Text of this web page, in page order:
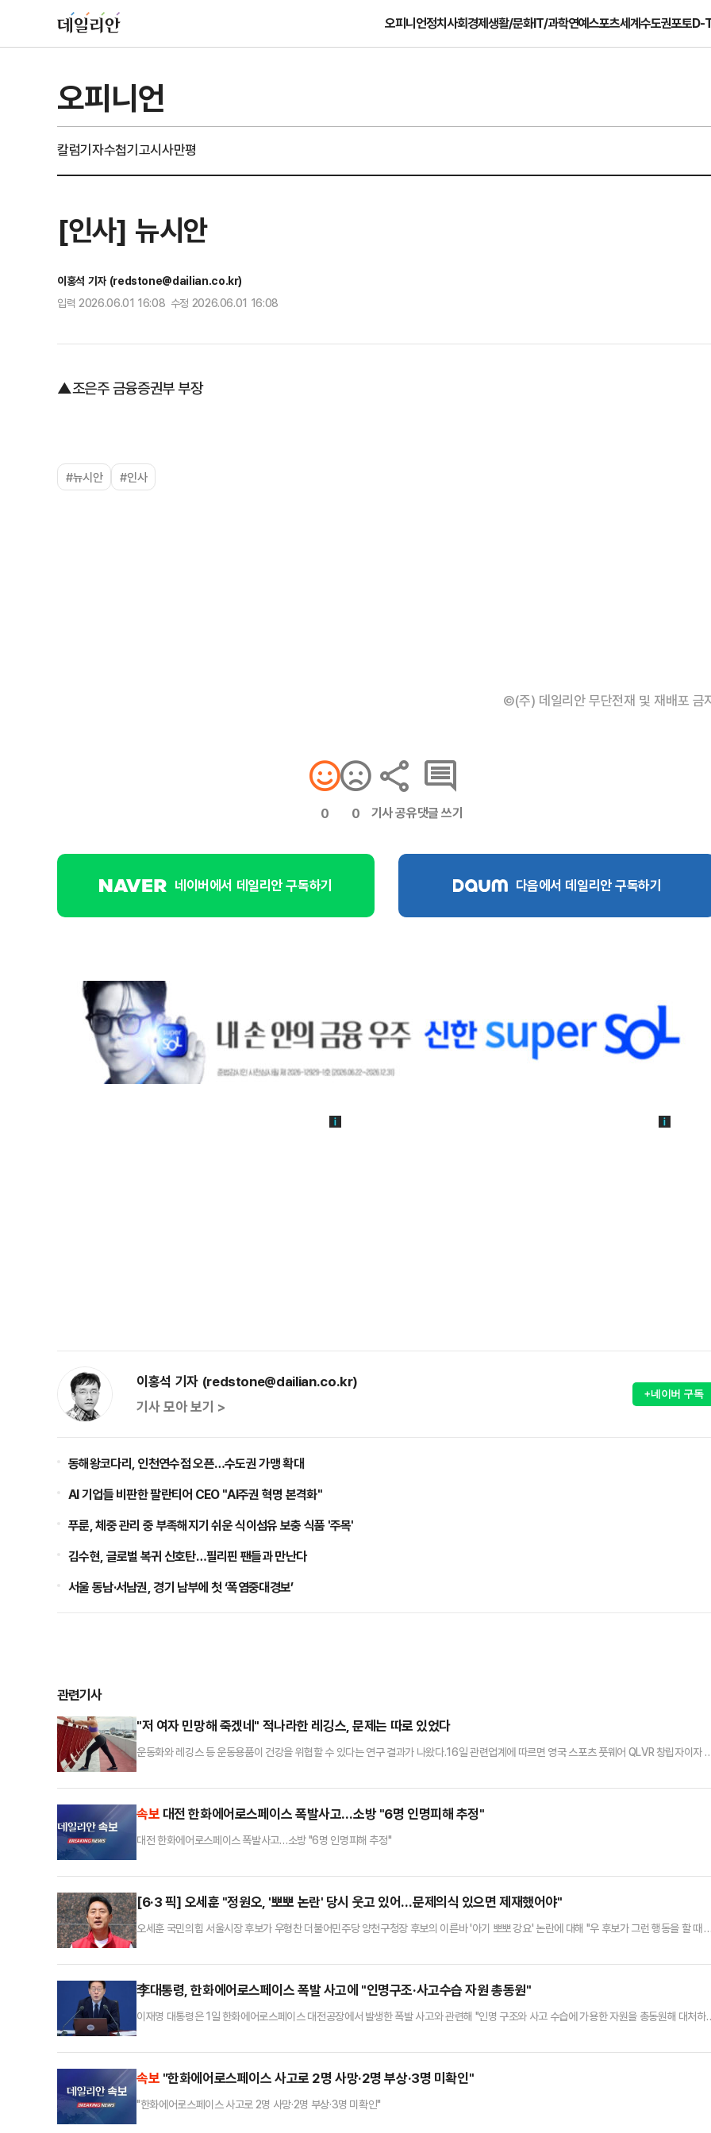
오피니언정치사회경제생활/문화IT/과학연예스포츠세계수도권포토D-
오피니언
칼럼기자수첩기고시사만평
[인사] 뉴시안
이홍석 기자 (redstone@dailian.co.kr)
입력 2026.06.01 16:08 수정 2026.06.01 16:08
▲조은주 금융증권부 부장
#뉴시안 #인사
©(주) 데일리안 무단전재 및 재배포 금
0 0 기사 공유댓글 쓰기
네이버에서 데일리안 구독하기 다음에서 데일리안 구독하기
이홍석 기자 (redstone@dailian.co.kr)
기사 모아 보기 >
+네이버 구독
동해왕코다리, 인천연수점 오픈…수도권 가맹 확대
AI 기업들 비판한 팔란티어 CEO "AI주권 혁명 본격화"
푸룬, 체중 관리 중 부족해지기 쉬운 식이섬유 보충 식품 '주목'
김수현, 글로벌 복귀 신호탄…필리핀 팬들과 만난다
서울 동남·서남권, 경기 남부에 첫 ‘폭염중대경보’
관련기사
"저 여자 민망해 죽겠네" 적나라한 레깅스, 문제는 따로 있었다
운동화와 레깅스 등 운동용품이 건강을 위협할 수 있다는 연구 결과가 나왔다.16일 관련업계에 따르면 영국 스포츠 풋웨어 QLVR 창립자이자
있다"고 밝혔다.이어 "운동용품을 만들 때 흔히 사용되는 폴리에스터, 나일론, 엘라스타인 등의 소재의 옷을 세탁하고 입을 때마다 수천 개의 미
속보대전 한화에어로스페이스 폭발사고…소방 "6명 인명피해 추정"
대전 한화에어로스페이스 폭발사고…소방 "6명 인명피해 추정"
[6·3 픽] 오세훈 "정원오, '뽀뽀 논란' 당시 웃고 있어…문제의식 있으면 제재했어야"
오세훈 국민의힘 서울시장 후보가 우형찬 더불어민주당 양천구청장 후보의 이른바 '아기 뽀뽀 강요' 논란에 대해 "우 후보가 그런 행동을 할 때
재해야 하는 상황이었음에도 불구하고 전혀 제재하지 않았다"며 이같이 말했다.이어 "선거 기간이 굉장히 짧은 것 같지만 후보의 모든 자질을 드
李대통령, 한화에어로스페이스 폭발 사고에 "인명구조·사고수습 자원 총동원"
이재명 대통령은 1일 한화에어로스페이스 대전공장에서 발생한 폭발 사고와 관련해 "인명 구조와 사고 수습에 가용한 자원을 총동원해 대처하
저히 조사하고 추후 재발 방지 대책도 마련하라"고 주문했다.앞서 이날 오전 10시 59분 한화에어로스페이스 대전공장에서 폭발 사고가 발생했
속보 "한화에어로스페이스 사고로 2명 사망·2명 부상·3명 미확인"
"한화에어로스페이스 사고로 2명 사망·2명 부상·3명 미확인"
과학자의 도전 [내일의 닥터]